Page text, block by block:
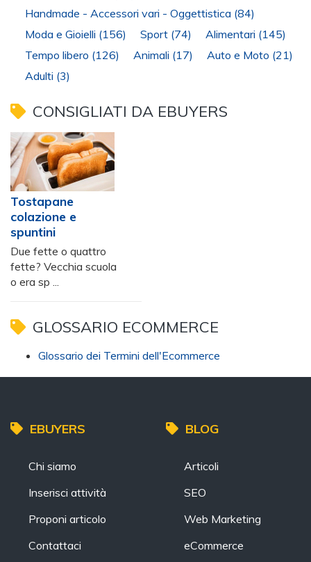
Handmade - Accessori vari - Oggettistica (84)
Moda e Gioielli (156) Sport (74) Alimentari (145)
Tempo libero (126) Animali (17) Auto e Moto (21)
Adulti (3)
CONSIGLIATI DA EBUYERS
Tostapane
colazione e
spuntini
Due fette o quattro
fette? Vecchia scuola
o era sp ...
GLOSSARIO ECOMMERCE
Glossario dei Termini dell'Ecommerce
EBUYERS
Chi siamo
Inserisci attività
Proponi articolo
Contattaci
BLOG
Articoli
SEO
Web Marketing
eCommerce